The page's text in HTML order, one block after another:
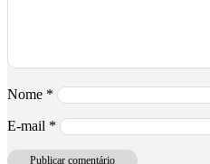
Nome *
E-mail *